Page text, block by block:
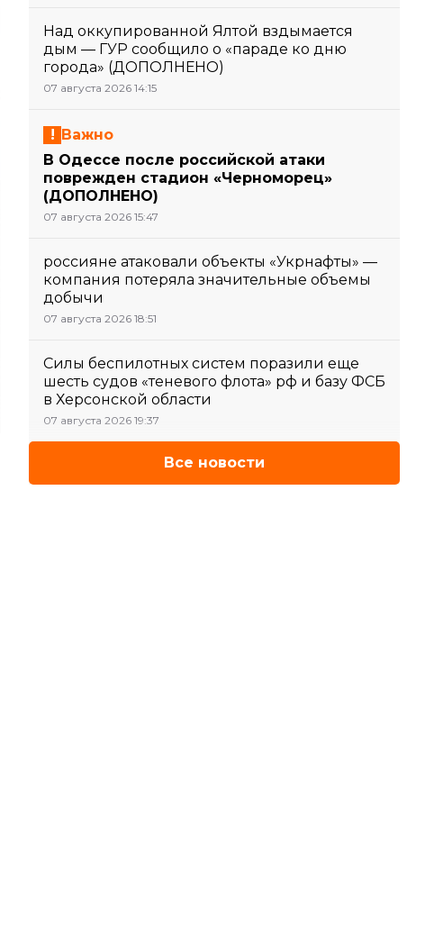
Над оккупированной Ялтой вздымается
дым — ГУР сообщило о «параде ко дню
города» (ДОПОЛНЕНО)
07 августа 2026 14:15
Важно
В Одессе после российской атаки
поврежден стадион «Черноморец»
(ДОПОЛНЕНО)
07 августа 2026 15:47
россияне атаковали объекты «Укрнафты» —
компания потеряла значительные объемы
добычи
07 августа 2026 18:51
Силы беспилотных систем поразили еще
шесть судов «теневого флота» рф и базу ФСБ
в Херсонской области
07 августа 2026 19:37
Все новости